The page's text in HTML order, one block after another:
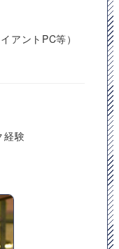
アントPC等）
経験